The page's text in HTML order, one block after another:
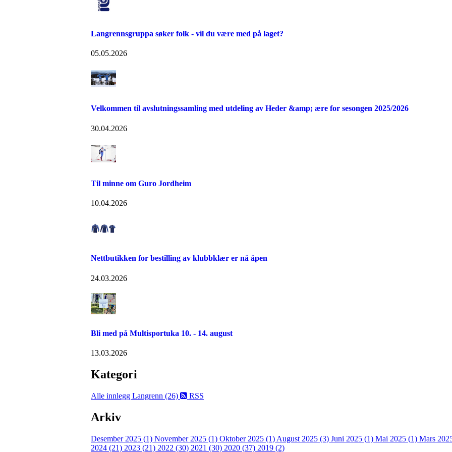
Langrennsgruppa søker folk - vil du være med på laget?
05.05.2026
Velkommen til avslutningssamling med utdeling av Heder &amp; ære for sesongen 2025/2026
30.04.2026
Til minne om Guro Jordheim
10.04.2026
Nettbutikken for bestilling av klubbklær er nå åpen
24.03.2026
Bli med på Multisportuka 10. - 14. august
13.03.2026
Kategori
Alle innlegg Langrenn (26) RSS
Arkiv
Desember 2025 (1) November 2025 (1) Oktober 2025 (1) August 2025 (3) Juni 2025 (1) Mai 2025 (1) Mars
2024 (21) 2023 (21) 2022 (30) 2021 (30) 2020 (37) 2019 (2)